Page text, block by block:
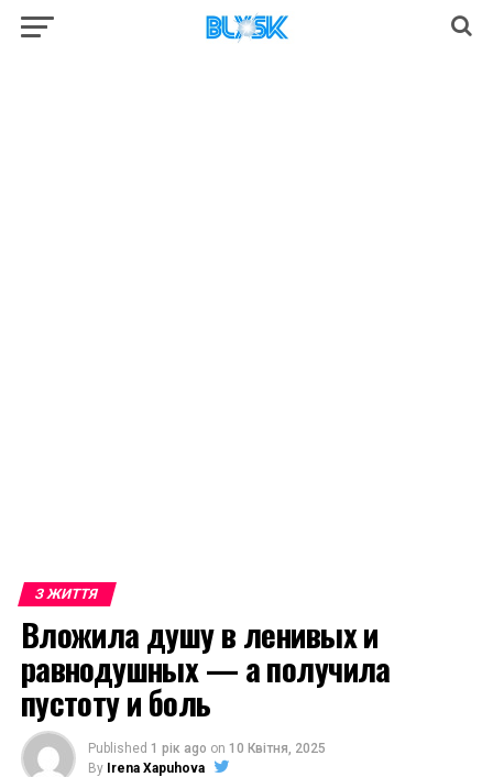
З ЖИТТЯ
Вложила душу в ленивых и
равнодушных — а получила
пустоту и боль
Published 1 рік ago on 10 Квітня, 2025
By Irena Xapuhova